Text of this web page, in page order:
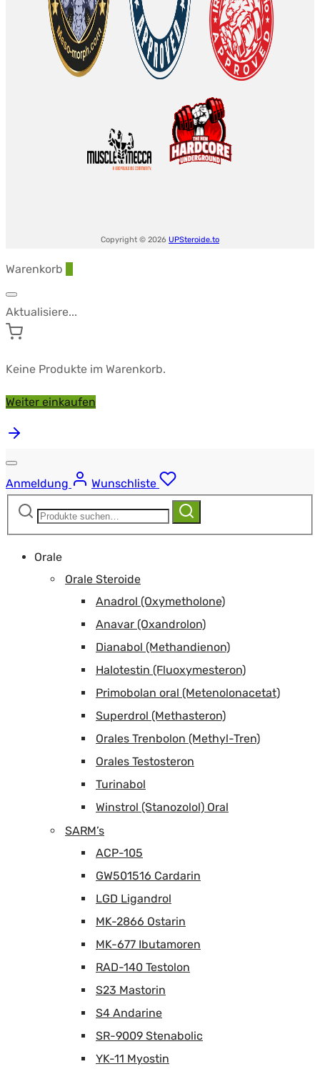
Copyright © 2026 UPSteroide.to
Warenkorb
Aktualisiere...
Keine Produkte im Warenkorb.
Weiter einkaufen
Anmeldung
Wunschliste
Suchen
Suchen
Orale
Orale Steroide
Anadrol (Oxymetholone)
Anavar (Oxandrolon)
Dianabol (Methandienon)
Halotestin (Fluoxymesteron)
Primobolan oral (Metenolonacetat)
Superdrol (Methasteron)
Orales Trenbolon (Methyl-Tren)
Orales Testosteron
Turinabol
Winstrol (Stanozolol) Oral
SARM’s
ACP-105
GW501516 Cardarin
LGD Ligandrol
MK-2866 Ostarin
MK-677 Ibutamoren
RAD-140 Testolon
S23 Mastorin
S4 Andarine
SR-9009 Stenabolic
YK-11 Myostin